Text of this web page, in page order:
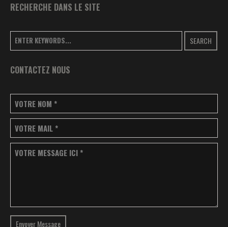
RECHERCHE DANS LE SITE
SEARCH
CONTACTEZ NOUS
VOTRE NOM *
VOTRE MAIL *
VOTRE MESSAGE ICI *
Envoyer Message